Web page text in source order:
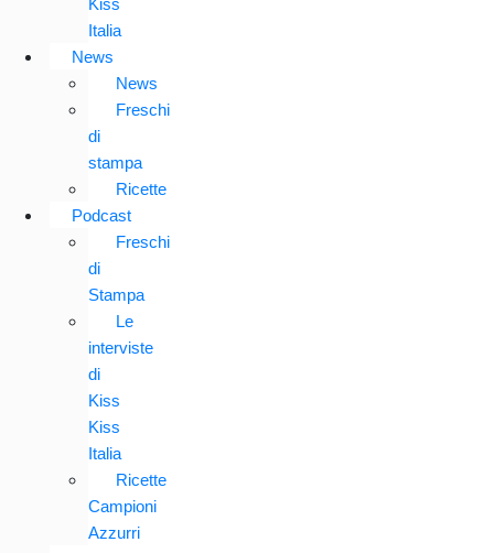
Kiss
Italia
News
News
Freschi
di
stampa
Ricette
Podcast
Freschi
di
Stampa
Le
interviste
di
Kiss
Kiss
Italia
Ricette
Campioni
Azzurri